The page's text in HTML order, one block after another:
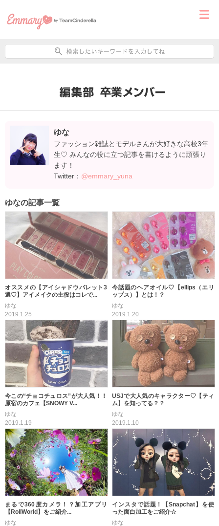
ゆな
ファッション雑誌とモデルさんが大好きな高校3年
生♡ みんなの役に立つ記事を書けるように頑張り
ます！
Twitter： @emmary_yuna
ゆなの記事一覧
オススメの【アイシャドウパレット3
選♡】アイメイクの主役はコレで...
ゆな
2019.1.25
今話題のヘアオイル♡【ellips（エリ
ップス）】とは！？
ゆな
2019.1.20
今この“チョコチュロス”が大人気！！
原宿のカフェ【SNOWY V...
ゆな
2019.1.19
USJで大人気のキャラクター♡【ティ
ム】を知ってる？？
ゆな
2019.1.10
まるで360度カメラ！？加工アプリ
【RollWorld】をご紹介...
ゆな
インスタで話題！【Snapchat】を使
った面白加工をご紹介☆
ゆな